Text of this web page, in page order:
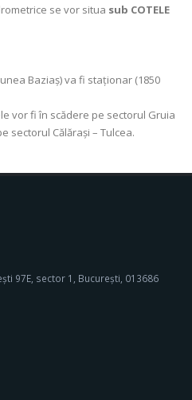
se vor situa sub COTELE
Baziaş) va fi staţionar (1850
vor fi în scădere pe sectorul Gruia
sectorul Călăraşi – Tulcea.
97E, sector 1, București, 013686